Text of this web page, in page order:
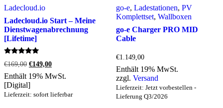
Ladecloud.io
Ladecloud.io Start – Meine
Dienstwagenabrechnung
[Lifetime]
Bewertet
mit
4.89
von 5
€169,00 Ursprünglicher
Preis
war:
€169,00
€149,00Aktueller
Preis
ist:
Enthält 19% MwSt.
[Digital]
Lieferzeit: sofort lieferbar
go-e, Ladestationen, PV
Komplettset, Wallboxen
go-e Charger PRO MID
Cable
€1.149,00
Enthält 19% MwSt.
zzgl. Versand
Lieferzeit: Jetzt vorbestellen -
Lieferung Q3/2026